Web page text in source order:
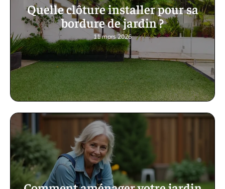
Quelle clôture installer pour sa
bordure de jardin ?
11 mars 2026